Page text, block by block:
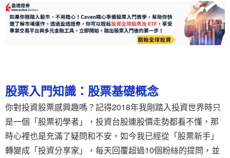
股票入門知識：股票基礎概念
你對投資股票感興趣嗎？記得2018年我剛踏入投資世界時只
是一個「股票初學者」，投資台股連股價走勢都看不懂，那
時心裡也是充滿了疑問和不安，如今我已經從「股票新手」
轉變成「投資分享家」，每天回覆超過10個粉絲的提問，並